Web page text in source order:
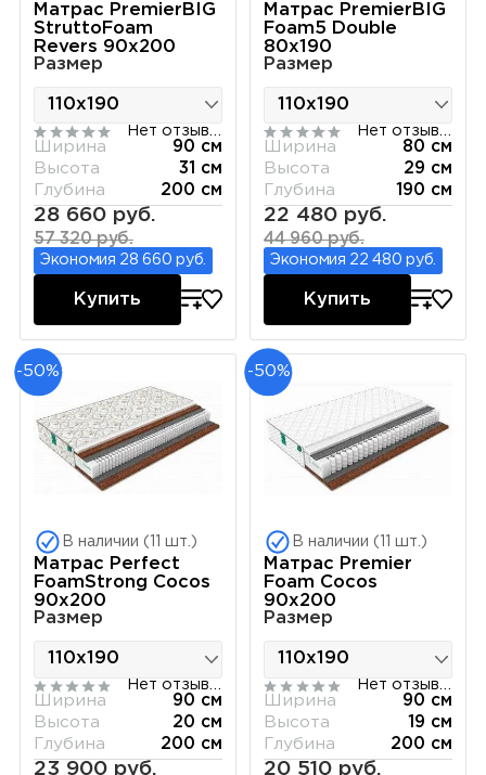
Матрас PremierBIG
StruttoFoam
Revers 90х200
Размер
Ширина
90 см
Высота
31 см
Глубина
200 см
28 660 руб.
57 320 руб.
Экономия 28 660 руб.
Купить
Матрас PremierBIG
Foam5 Double
80х190
Размер
Ширина
80 см
Высота
29 см
Глубина
190 см
22 480 руб.
44 960 руб.
Экономия 22 480 руб.
Купить
-50%
В наличии (11 шт.)
Матрас Perfect
FoamStrong Cocos
90х200
Размер
Ширина
90 см
Высота
20 см
Глубина
200 см
23 900 руб.
-50%
В наличии (11 шт.)
Матрас Premier
Foam Cocos
90х200
Размер
Ширина
90 см
Высота
19 см
Глубина
200 см
20 510 руб.